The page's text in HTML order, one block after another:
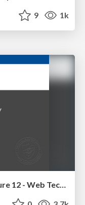
9 1k
Future Trends and Review - Lecture 12 - Web Technologies (1019888BNR)